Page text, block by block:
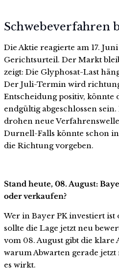
Schwebeverfahren
Die Aktie reagierte am 17.
Gerichtsurteil. Der Markt
zeigt: Die Glyphosat-Last
Der Juli-Termin wird
Entscheidung positiv, könnte
endgültig abgeschlossen
drohen neue
Durnell-Falls könnte schon
die Richtung vorgeben.
Stand heute, 08. August:
oder verkaufen?
Wer in Bayer PK investiert
sollte die Lage jetzt neu
vom 08. August gibt die klare
warum Abwarten gerade
es wirkt.